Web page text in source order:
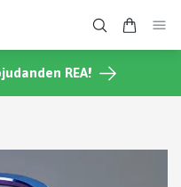
REA!